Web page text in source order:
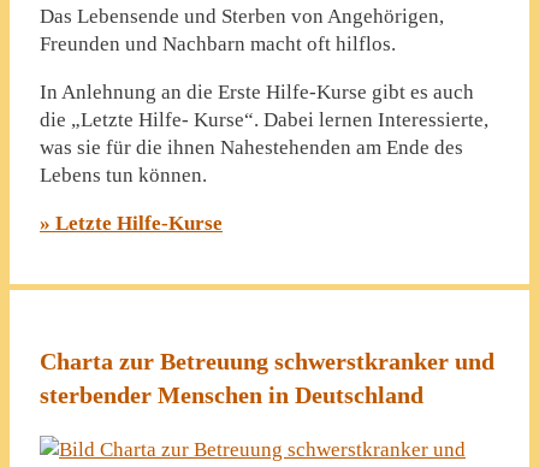
Das Lebensende und Sterben von Angehörigen,
Freunden und Nachbarn macht oft hilflos.
In Anlehnung an die Erste Hilfe-Kurse gibt es auch
die „Letzte Hilfe- Kurse“. Dabei lernen Interessierte,
was sie für die ihnen Nahestehenden am Ende des
Lebens tun können.
» Letzte Hilfe-Kurse
Charta zur Betreuung schwerstkranker und
sterbender Menschen in Deutschland